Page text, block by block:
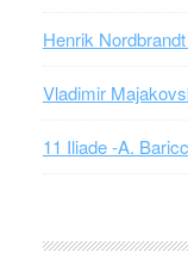
Henrik
Vladimir
11 Iliade -A.